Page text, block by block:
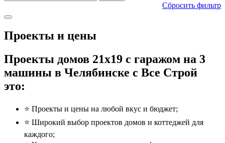
Сбросить фильтр
Проекты и цены
Проекты домов 21x19 с гаражом на 3
машины в Челябинске с Все Строй
это:
⭐️ Проекты и цены на любой вкус и бюджет;
⭐️ Широкий выбор проектов домов и коттеджей для
каждого;